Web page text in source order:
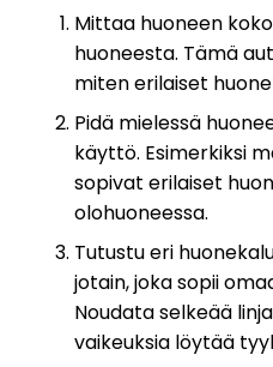
Mittaa huoneen
huoneesta. Tämä
miten erilaiset
Pidä mielessä
käyttö. Esimerkiksi
sopivat erilaiset
olohuoneessa.
Tutustu eri
jotain, joka sopii
Noudata selkeää
vaikeuksia löytää